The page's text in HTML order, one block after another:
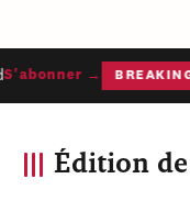
→ BREAKING
Édition